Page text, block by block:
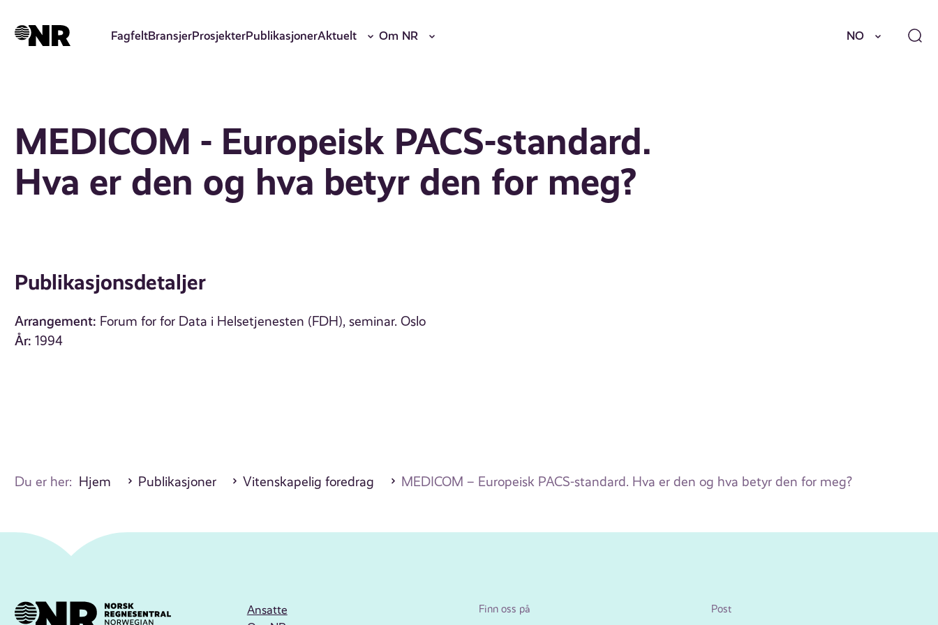
hovedinnhold
FagfeltBransjerProsjekterPublikasjonerAktuelt Om NR NO
MEDICOM - Europeisk PACS-standard.
Hva er den og hva betyr den for meg?
Publikasjonsdetaljer
Arrangement: Forum for for Data i Helsetjenesten (FDH), seminar. Oslo
År: 1994
Du er her: Hjem Publikasjoner Vitenskapelig foredrag MEDICOM – Europeisk PACS-standard. Hva er den og hva betyr den for meg?
Ansatte
Finn oss på Post